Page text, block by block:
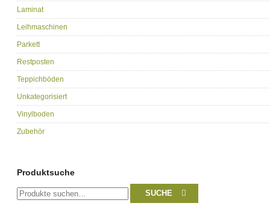
Laminat
Leihmaschinen
Parkett
Restposten
Teppichböden
Unkategorisiert
Vinylboden
Zubehör
Produktsuche
Suche
nach:
SUCHE